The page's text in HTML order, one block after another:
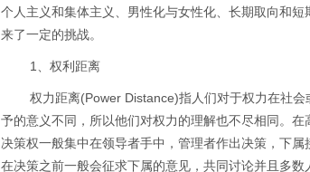
个人主义和集体主义、男性化与女性化、长期取向和
来了一定的挑战。
1、权利距离
权力距离(Power Distance)指人们对于权力在社会
予的意义不同，所以他们对权力的理解也不尽相同。
决策权一般集中在领导者手中，管理者作出决策，下
在决策之前一般会征求下属的意见，共同讨论并且多